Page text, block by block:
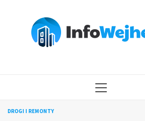
MENU
DROGI I REMONTY